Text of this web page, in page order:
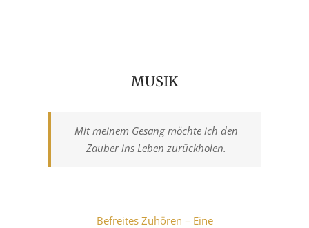
MUSIK
Mit meinem Gesang möchte ich den
Zauber ins Leben zurückholen.
Befreites Zuhören – Eine